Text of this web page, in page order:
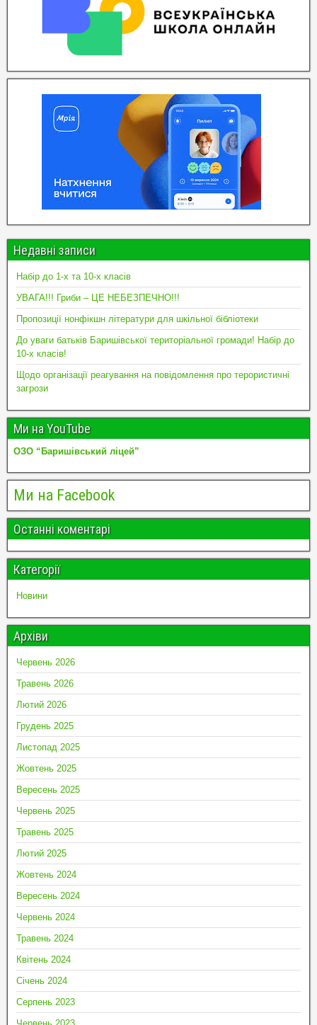
Недавні записи
Набір до 1-х та 10-х класів
УВАГА!!! Гриби – ЦЕ НЕБЕЗПЕЧНО!!!
Пропозиції нонфікшн літератури для шкільної бібліотеки
До уваги батьків Баришівської територіальної громади! Набір до
10-х класів!
Щодо організації реагування на повідомлення про терористичні
загрози
Ми на YouTube
ОЗО “Баришівський ліцей”
Ми на Facebook
Останні коментарі
Категорії
Новини
Архіви
Червень 2026
Травень 2026
Лютий 2026
Грудень 2025
Листопад 2025
Жовтень 2025
Вересень 2025
Червень 2025
Травень 2025
Лютий 2025
Жовтень 2024
Вересень 2024
Червень 2024
Травень 2024
Квітень 2024
Січень 2024
Серпень 2023